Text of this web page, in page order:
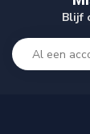
Blijf